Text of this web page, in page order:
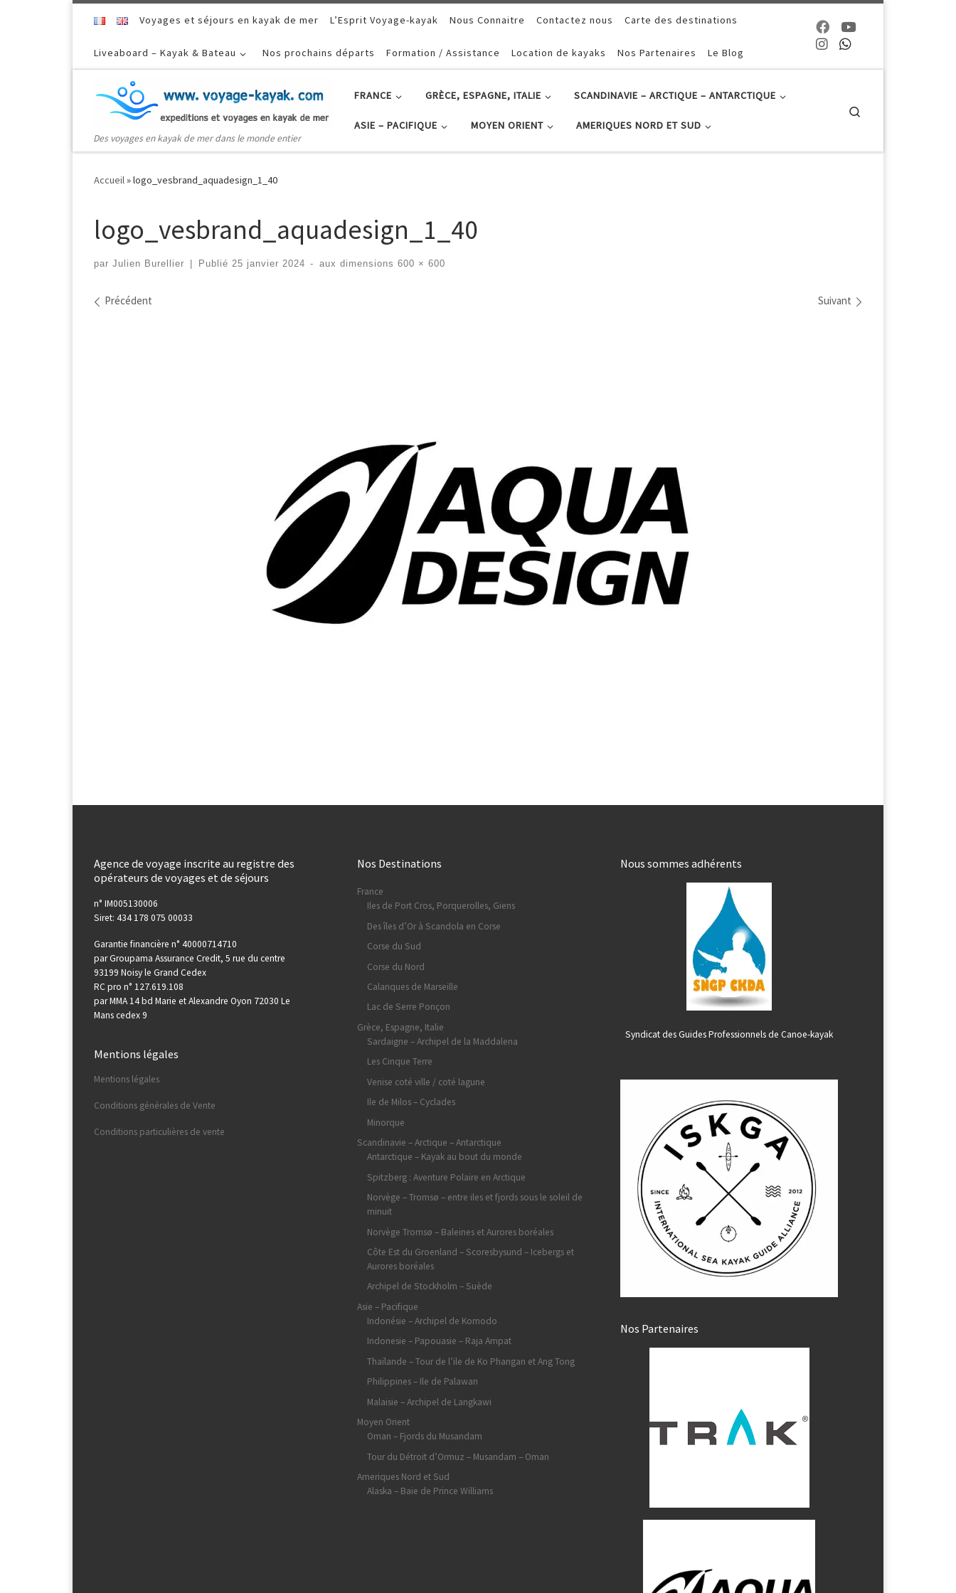
Voyages et séjours en kayak de mer L’Esprit Voyage-kayak Nous Connaitre Contactez nous Carte des destinations
Liveaboard – Kayak & Bateau Nos prochains départs Formation / Assistance Location de kayaks Nos Partenaires Le Blog
Des voyages en kayak de mer dans le monde entier
FRANCE GRÈCE, ESPAGNE, ITALIE SCANDINAVIE – ARCTIQUE – ANTARCTIQUE
ASIE – PACIFIQUE MOYEN ORIENT AMERIQUES NORD ET SUD
Accueil»logo_vesbrand_aquadesign_1_40
logo_vesbrand_aquadesign_1_40
par Julien Burellier Publié 25 janvier 2024 - aux dimensions 600 × 600
Navigation dans les images
Précédent Suivant
Agence de voyage inscrite au registre des
opérateurs de voyages et de séjours
n° IM005130006
Siret: 434 178 075 00033
Garantie financière n° 40000714710
par Groupama Assurance Credit, 5 rue du centre
93199 Noisy le Grand Cedex
RC pro n° 127.619.108
par MMA 14 bd Marie et Alexandre Oyon 72030 Le
Mans cedex 9
Mentions légales
Mentions légales
Conditions générales de Vente
Conditions particulières de vente
Nos Destinations
France
Iles de Port Cros, Porquerolles, Giens
Des îles d’Or à Scandola en Corse
Corse du Sud
Corse du Nord
Calanques de Marseille
Lac de Serre Ponçon
Grèce, Espagne, Italie
Sardaigne – Archipel de la Maddalena
Les Cinque Terre
Venise coté ville / coté lagune
Ile de Milos – Cyclades
Minorque
Scandinavie – Arctique – Antarctique
Antarctique – Kayak au bout du monde
Spitzberg : Aventure Polaire en Arctique
Norvège – Tromsø – entre iles et fjords sous le soleil de
minuit
Norvège Tromsø – Baleines et Aurores boréales
Côte Est du Groenland – Scoresbysund – Icebergs et
Aurores boréales
Archipel de Stockholm – Suède
Asie – Pacifique
Indonésie – Archipel de Komodo
Indonesie – Papouasie – Raja Ampat
Thaïlande – Tour de l’ile de Ko Phangan et Ang Tong
Philippines – Ile de Palawan
Malaisie – Archipel de Langkawi
Moyen Orient
Oman – Fjords du Musandam
Tour du Détroit d’Ormuz – Musandam – Oman
Ameriques Nord et Sud
Alaska – Baie de Prince Williams
Nous sommes adhérents
Syndicat des Guides Professionnels de Canoe-kayak
Nos Partenaires